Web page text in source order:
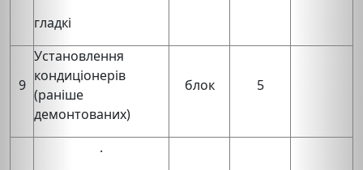
гладкі
9
Установлення
кондиціонерів
(раніше
демонтованих)
блок 5
.